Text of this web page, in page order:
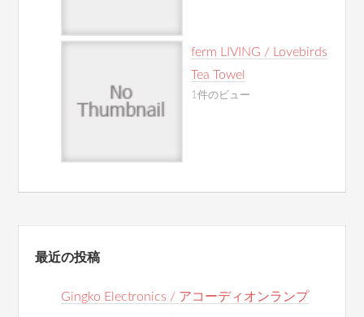
ferm LIVING / Lovebirds
Tea Towel
1件のビュー
最近の投稿
Gingko Electronics / アコーディオンランプ